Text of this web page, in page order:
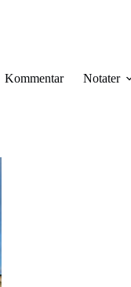
Kommentar Notater